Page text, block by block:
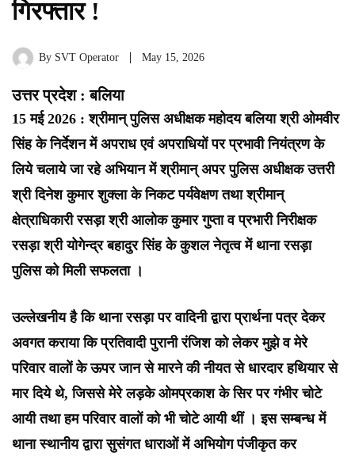
गिरफ्तार !
By SVT Operator May 15, 2026
उत्तर प्रदेश : बलिया
15 मई 2026 : श्रीमान् पुलिस अधीक्षक महोदय बलिया श्री ओमवीर
सिंह के निर्देशन में अपराध एवं अपराधियों पर प्रभावी नियंत्रण के
लिये चलाये जा रहे अभियान में श्रीमान् अपर पुलिस अधीक्षक उत्तरी
श्री दिनेश कुमार शुक्ला के निकट पर्यवेक्षण तथा श्रीमान्
क्षेत्राधिकारी रसड़ा श्री आलोक कुमार गुप्ता व प्रभारी निरीक्षक
रसड़ा श्री योगेन्द्र बहादुर सिंह के कुशल नेतृत्व में थाना रसड़ा
पुलिस को मिली सफलता ।
उल्लेखनीय है कि थाना रसड़ा पर वादिनी द्वारा प्रार्थना पत्र देकर
अवगत कराया कि प्रतिवादी पुरानी रंजिश को लेकर मुझे व मेरे
परिवार वालों के ऊपर जान से मारने की नीयत से धारदार हथियार से
मार दिये थे, जिससे मेरे लड़के ओमप्रकाश के सिर पर गंभीर चोटे
आयी तथा हम परिवार वालों को भी चोटे आयी थीं । इस सम्बन्ध में
थाना स्थानीय द्वारा सुसंगत धाराओं में अभियोग पंजीकृत कर